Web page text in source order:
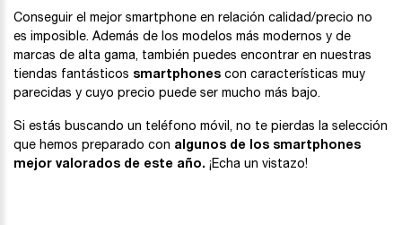
Conseguir el mejor smartphone en relación calidad/precio no
es imposible. Además de los modelos más modernos y de
marcas de alta gama, también puedes encontrar en nuestras
tiendas fantásticos smartphones con características muy
parecidas y cuyo precio puede ser mucho más bajo.
Si estás buscando un teléfono móvil, no te pierdas la selección
que hemos preparado con algunos de los smartphones
mejor valorados de este año. ¡Echa un vistazo!